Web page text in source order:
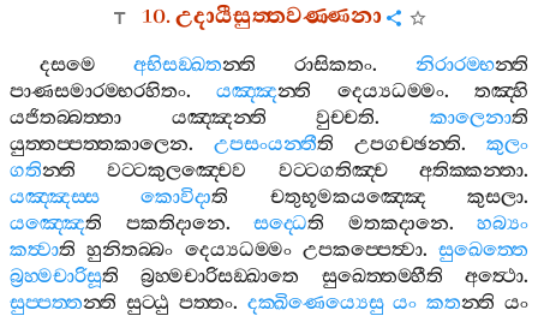
10.උදායීසුත‍්තවණ‍්ණනා
දසමෙ අභිසඞ‍්ඛතන‍්ති රාසිකතං.නිරාරම‍්භන‍්ති
පාණසමාරම‍්භරහිතං.යඤ‍්ඤන‍්ති දෙය්‍යධම‍්මං.තඤ‍්හි
යජිතබ‍්බත‍්තා
යඤ‍්ඤන‍්ති වුච‍්චති.කාලෙනාති
යුත‍්තප‍්පත‍්තකාලෙන. උපසංයන‍්තීති උපගච‍්ඡන‍්ති. කුලං
ගතින‍්ති වට‍්ටකුලඤ‍්චෙව වට‍්ටගතිඤ‍්ච අතික‍්කන‍්තා.
යඤ‍්ඤස‍්ස
කොවිදාති චතුභූමකයඤ‍්ඤෙ කුසලා.
යඤ‍්ඤෙති පකතිදානෙ. සද‍්ධෙති මතකදානෙ. හබ්‍යං
කත්‍වාති හුනිතබ‍්බං දෙය්‍යධම‍්මං උපකප‍්පෙත්‍වා. සුඛෙත‍්තෙ
බ්‍රහ‍්මචාරිසූති බ්‍රහ‍්මචාරිසඞ‍්ඛාතෙ සුඛෙත‍්තම‍්හීති අත්‍ථො.
සුප‍්පත‍්තන‍්ති සුට‍්ඨු පත‍්තං. දක‍්ඛිණෙය්‍යෙසු යං කතන‍්ති යං